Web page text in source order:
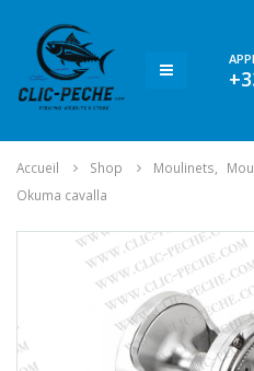
Accueil Shop Moulinets
Okuma cavalla